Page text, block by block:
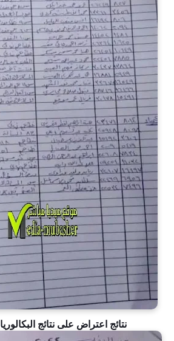
نتائج اعتراض على نتائج البكالوريا 2022 بسوريا